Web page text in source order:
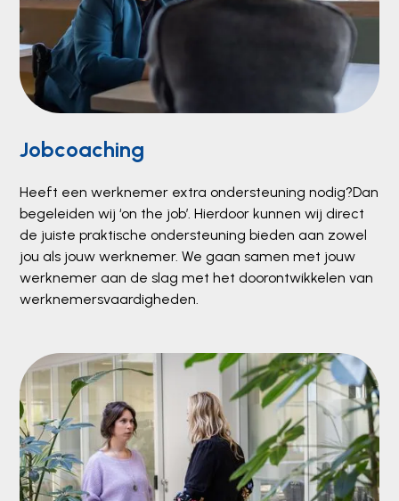
Jobcoaching
Heeft een werknemer extra ondersteuning nodig?Dan
begeleiden wij ‘on the job’. Hierdoor kunnen wij direct
de juiste praktische ondersteuning bieden aan zowel
jou als jouw werknemer. We gaan samen met jouw
werknemer aan de slag met het doorontwikkelen van
werknemersvaardigheden.